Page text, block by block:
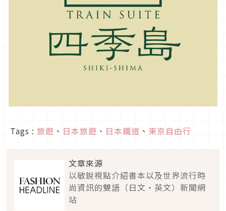
Tags : 旅遊 、 日本旅遊 、 日本鐵道 、 東京自由行
文章來源
以敏銳視點介紹書本以及世界流行時
尚資訊的雙語（日文・英文）新聞網
站